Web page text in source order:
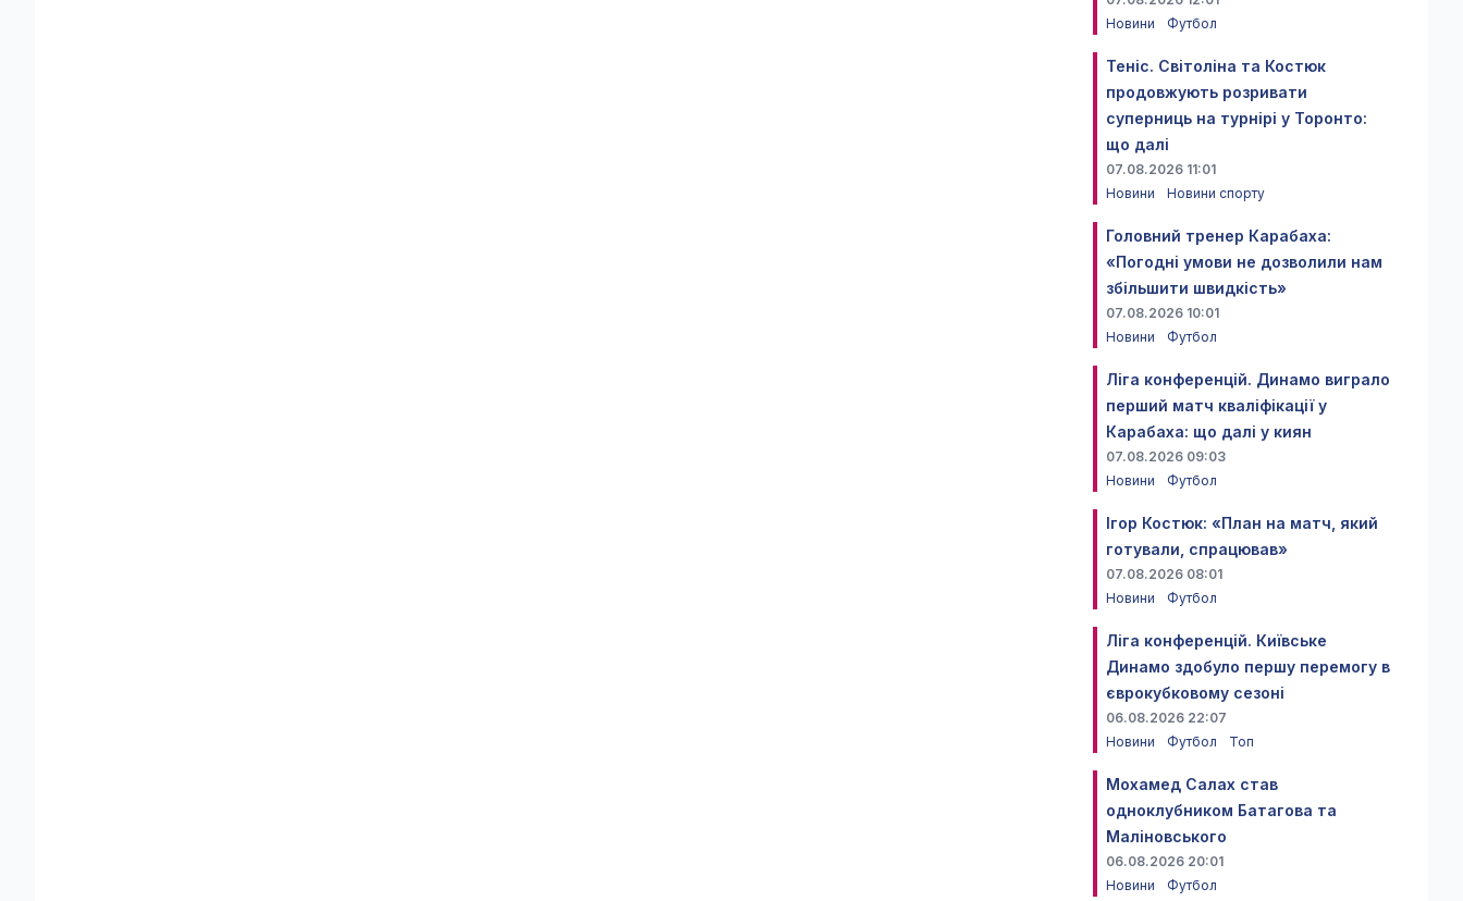
Новини
Футбол
Теніс. Світоліна та Костюк
продовжують розривати
суперниць на турнірі у Торонто:
що далі
07.08.2026 11:01
Новини
Новини спорту
Головний тренер Карабаха:
«Погодні умови не дозволили нам
збільшити швидкість»
07.08.2026 10:01
Новини
Футбол
Ліга конференцій. Динамо виграло
перший матч кваліфікації у
Карабаха: що далі у киян
07.08.2026 09:03
Новини
Футбол
Ігор Костюк: «План на матч, який
готували, спрацював»
07.08.2026 08:01
Новини
Футбол
Ліга конференцій. Київське
Динамо здобуло першу перемогу в
єврокубковому сезоні
06.08.2026 22:07
Новини
Футбол Топ
Мохамед Салах став
одноклубником Батагова та
Маліновського
06.08.2026 20:01
Новини
Футбол